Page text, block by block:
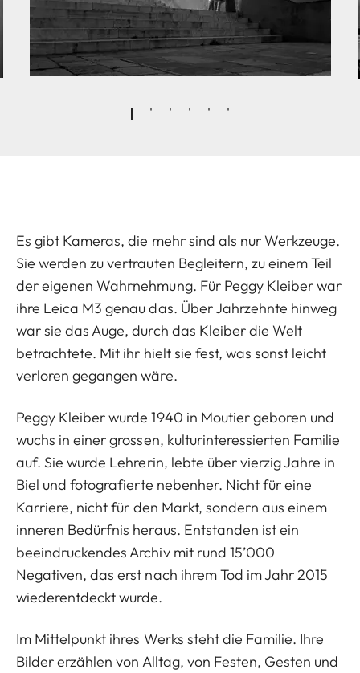
Es gibt Kameras, die mehr sind als nur Werkzeuge.
Sie werden zu vertrauten Begleitern, zu einem Teil
der eigenen Wahrnehmung. Für Peggy Kleiber war
ihre Leica M3 genau das. Über Jahrzehnte hinweg
war sie das Auge, durch das Kleiber die Welt
betrachtete. Mit ihr hielt sie fest, was sonst leicht
verloren gegangen wäre.
Peggy Kleiber wurde 1940 in Moutier geboren und
wuchs in einer grossen, kulturinteressierten Familie
auf. Sie wurde Lehrerin, lebte über vierzig Jahre in
Biel und fotografierte nebenher. Nicht für eine
Karriere, nicht für den Markt, sondern aus einem
inneren Bedürfnis heraus. Entstanden ist ein
beeindruckendes Archiv mit rund 15’000
Negativen, das erst nach ihrem Tod im Jahr 2015
wiederentdeckt wurde.
Im Mittelpunkt ihres Werks steht die Familie. Ihre
Bilder erzählen von Alltag, von Festen, Gesten und